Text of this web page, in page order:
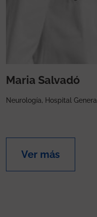
Maria Salvadó
Neurología, Hospital General
Ver más